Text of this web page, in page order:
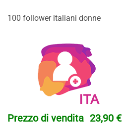
100 follower italiani donne
Prezzo di vendita 23,90 €